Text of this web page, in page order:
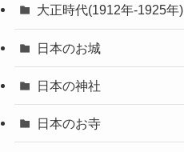
大正時代(1912年-1925年)
日本のお城
日本の神社
日本のお寺